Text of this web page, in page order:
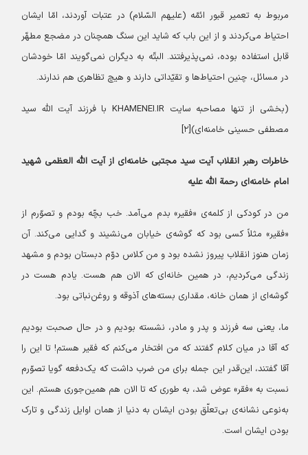
مربوط به تعمیر قبور ائمّه (علیهم السّلام) در عتبات آوردند، امّا ایشان
احتیاط می‌کردند و از این باب که شاید این سنگ همچنان در مضجع مطهّر
قابل استفاده بوده، نمی‌پذیرفتند. البتّه به دیگران نمی‌گویند امّا خودشان
در مسائل، چنین احتیاط‌ها و تقیّداتی دارند و هیچ تظاهری هم ندارند.
(بخشی از تنها مصاحبه سایت KHAMENEI.IR با فرزند آیت الله سید
مصطفی حسینی خامنه‌ای)[۲]
خاطرات رهبر انقلاب آیت سید مجتبی خامنه‌ای از آیت الله العظمی شهید
امام خامنه‌ای رحمة الله علیه
من در کودکی از کلمه‌ی «فقیر» بدم می‌آمد. خب بچّه بودم و تصوّرم از
«فقیر» مثلاً کسی بود که گوشه‌ی خیابان می‌نشیند و گدایی می‌کند. آن
زمان هنوز انقلاب پیروز نشده بود و من کلاس دوّم دبستان بودم و مشهد
زندگی می‌کردیم، در همین خانه‌ای که الان هم هست. یادم هست در
گوشه‌ای از همان خانه، مقداری بسته‌های آذوقه و روغن‌نباتی بود.
ما، یعنی سه فرزند و پدر و مادر، نشسته بودیم و در حال صحبت بودیم
که آقا در میان کلام گفتند که من افتخار می‌کنم که فقیر هستم! تا این را
آقا گفتند، این‌قدر این جمله برای من ضرب داشت که یک‌دفعه گویا تصوّرم
نسبت به «فقر» عوض شد، به طوری که تا الان هم همین‌جوری هستم. این
به‌نوعی نشانه‌ی بی‌تعلّق بودن ایشان به دنیا از همان اوایل زندگی و تارک
بودن ایشان است.